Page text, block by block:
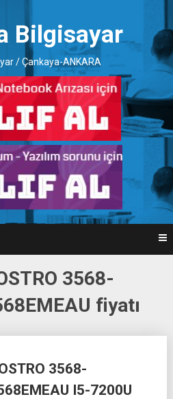
Bilgisayar
/ Çankaya-ANKARA
3568-
fiyatı
3568-
I5-7200U